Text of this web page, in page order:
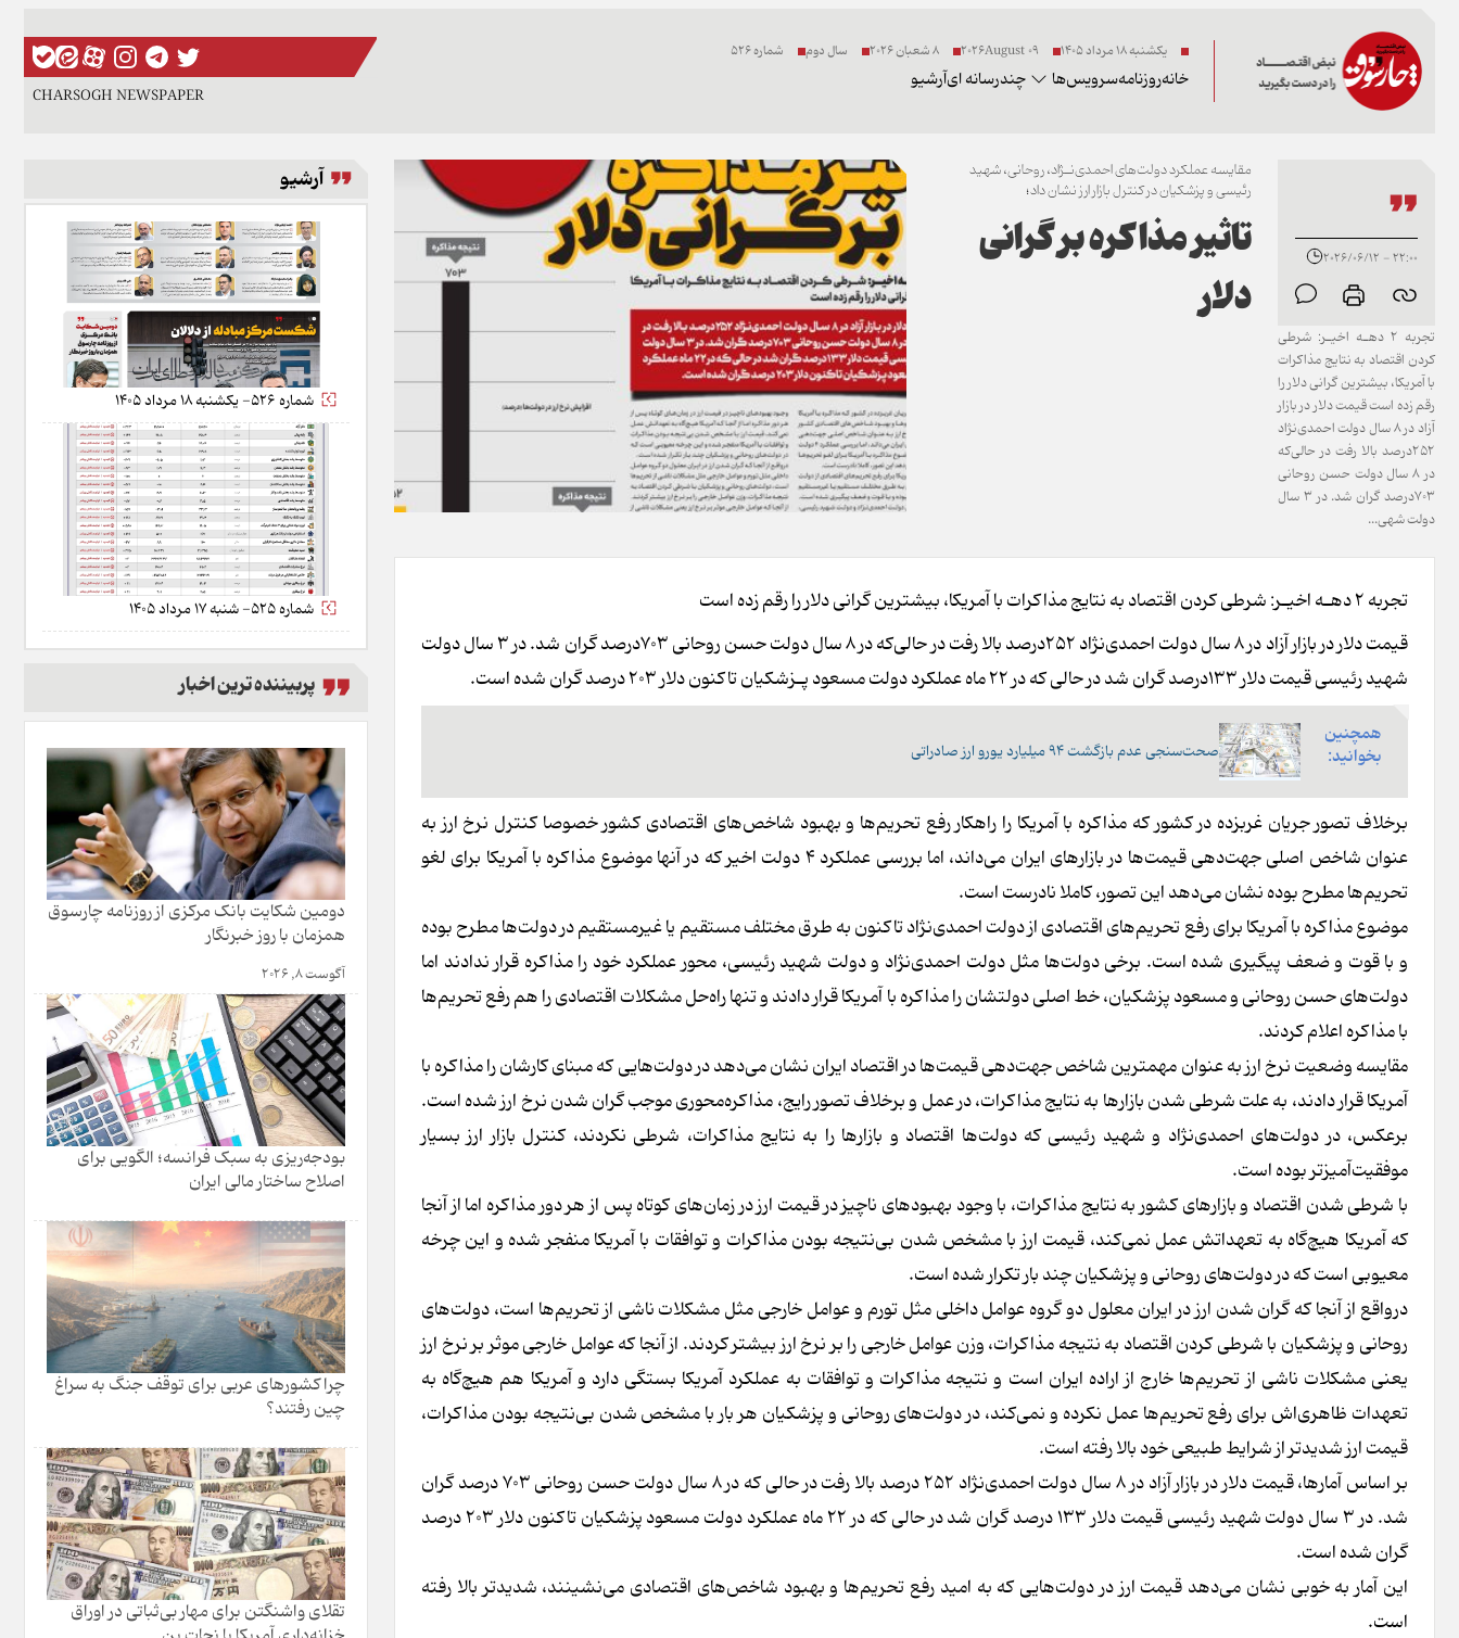
یکشنبه ۱۸ مرداد ۱۴۰۵ 09 2026August 8 شعبان 2026 سال دوم شماره 526
خانهروزنامهسرویس‌ها چندرسانه ایآرشیو
CHARSOGH NEWSPAPER
22:00 - 2026/06/12
تجر‌به 2 دهـه اخیـر: شرطی
کردن اقتصاد به نتایج مذا‌کرات
با آمریکا، بیشترین گرانی دلار را
رقم زده است قیمت دلار در بازار
آزاد در 8 سال دولت احمدی‌نژاد
252‌درصد بالا رفت در حالی‌که
در 8 سال دولت حسن روحانی
703درصد گران شد. در 3 سال
دولت شهی...
مقایسه عملکرد دولت‌های احمدی‌نـژ‌اد، روحانی، شهید
رئیسی و پزشکیان در کنترل بازار ارز نشان داد؛
تاثیر مذا‌کره بر گرانی
دلار
تجر‌به 2 دهـه اخیـر: شرطی کردن اقتصاد به نتایج مذا‌کرات با آمریکا، بیشترین گرانی دلار را رقم زده است
قیمت دلار در بازار آزاد در 8 سال دولت احمدی‌نژاد 252‌درصد بالا رفت در حالی‌که در 8 سال دولت حسن روحانی 703درصد گران شد. در 3 سال دولت
شهید رئیسی قیمت دلار 133درصد گران شد در حالی که در 22 ماه عملکرد دولت مسعود پـزشکیان تا‌کنون دلار 203 درصد گران شده است.
همچنین
بخوانید:
صحت‌سنجی عدم‌ بازگشت 94 میلیارد یورو ارز صادراتی
برخلاف تصور جریان غربزده در کشور که مذاکره با آمریکا را راهکار رفع تحریم‌ها و بهبود شاخص‌های اقتصادی کشور خصوصا کنترل نرخ ارز به
عنوان شاخص اصلی جهت‌دهی قیمت‌ها در بازارهای ایران می‌داند، اما بررسی عملکرد 4 دولت اخیر که در آنها موضوع مذاکره با آمریکا برای لغو
تحریم‌ها مطرح بوده نشان می‌دهد این تصور، کاملا نادرست است.
موضوع مذاکره با آمریکا برای رفع تحریم‌های اقتصادی از دولت احمدی‌نژاد تاکنون به طرق مختلف مستقیم یا غیرمستقیم در دولت‌ها مطرح بوده
و با قوت و ضعف پیگیری شده است. برخی دولت‌ها مثل دولت احمدی‌نژاد و دولت شهید رئیسی، محور عملکرد خود را مذاکره قرار ندادند اما
دولت‌های حسن روحانی و مسعود پزشکیان، خط اصلی دولتشان را مذاکره با آمریکا قرار دادند و تنها راه‌حل مشکلات اقتصادی را هم رفع تحریم‌ها
با مذاکره اعلام کردند.
مقایسه وضعیت نرخ ارز به عنوان مهمترین شاخص جهت‌دهی قیمت‌ها در اقتصاد ایران نشان می‌دهد در دولت‌هایی که مبنای کارشان را مذاکره با
آمریکا قرار دادند، به علت شرطی شدن بازارها به نتایج مذاکرات، در عمل و برخلاف تصور رایج، مذاکره‌محوری موجب گران شدن نرخ ارز شده است.
برعکس، در دولت‌های احمدی‌نژاد و شهید رئیسی که دولت‌‌ها اقتصاد و بازارها را به نتایج مذاکرات، شرطی نکردند، کنترل بازار ارز بسیار
موفقیت‌آمیزتر بوده است.
با شرطی شدن اقتصاد و بازارهای کشور به نتایج مذاکرات، با وجود بهبودهای ناچیز در قیمت ارز در زمان‌های کوتاه پس از هر دور مذاکره اما از آنجا
که آمریکا هیچ‌گاه به تعهداتش عمل نمی‌کند، قیمت ارز با مشخص شدن بی‌نتیجه بودن مذاکرات و توافقات با آمریکا‌ منفجر شده و این چرخه
معیوبی است که در دولت‌های روحانی و پزشکیان چند بار تکرار شده است.
درواقع از آنجا که گران شدن ارز در ایران معلول دو گروه عوامل داخلی مثل تورم و عوامل خارجی مثل مشکلات ناشی از تحریم‌ها است، دولت‌های
روحانی و پزشکیان با شرطی کردن اقتصاد به نتیجه مذاکرات،‌ وزن عوامل خارجی را بر نرخ ارز بیشتر کردند. از آنجا که عوامل خارجی موثر بر نرخ ارز
یعنی مشکلات ناشی از تحریم‌ها خارج از اراده ایران است و نتیجه مذاکرات و توافقات به عملکرد آمریکا بستگی دارد و آمریکا هم هیچ‌گاه به
تعهدات ظاهری‌اش برای رفع تحریم‌ها عمل نکرده و نمی‌کند، در دولت‌های روحانی و پزشکیان هر بار با مشخص شدن بی‌نتیجه بودن مذاکرات،
قیمت ارز شدیدتر از شرایط طبیعی خود بالا رفته است.
بر اساس آمارها، قیمت دلار در بازار آزاد در 8 سال دولت احمدی‌نژاد 252 درصد بالا رفت در حالی که در 8 سال دولت حسن روحانی 703 درصد گران
شد. در 3 سال دولت شهید رئیسی قیمت دلار 133 درصد گران شد در حالی که در 22 ماه عملکرد دولت مسعود پزشکیان تاکنون دلار 203 درصد
گران شده است.
این آمار به خوبی نشان می‌دهد قیمت ارز در دولت‌هایی که به امید رفع تحریم‌ها و بهبود شاخص‌های اقتصادی می‌نشینند، شدیدتر بالا رفته
است.
آرشیو
شماره 526- یکشنبه 18 مرداد 1405
شماره 525- شنبه 17 مرداد 1405
پربیننده ترین اخبار
دومین شکایت بانک مرکزی از روزنامه چارسوق
همزمان با روز خبرنگار
آگوست 8, 2026
بودجه‌ریزی به سبک فرانسه؛ الگویی برای
اصلاح ساختار مالی ایران
چرا کشورهای عربی برای توقف جنگ به سراغ
چین رفتند؟
تقلای واشنگتن برای مهار بی‌ثباتی در اوراق